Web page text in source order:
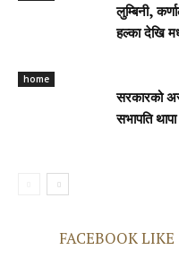
लुम्बिनी,
हल्का देखि
home
सरकारको
सभापति थापा
FACEBOOK LIKE